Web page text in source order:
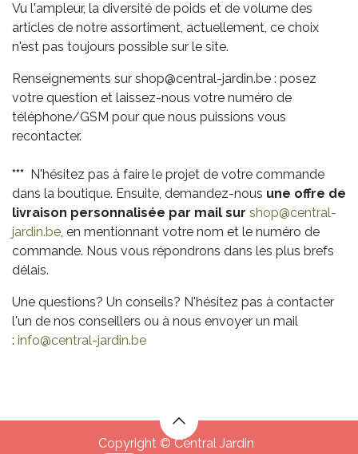
Vu l'ampleur, la diversité de poids et de volume des
articles de notre assortiment, actuellement, ce choix
n'est pas toujours possible sur le site.
Renseignements sur shop@central-jardin.be : posez
votre question et laissez-nous votre numéro de
téléphone/GSM pour que nous puissions vous
recontacter.
*** N'hésitez pas à faire le projet de votre commande
dans la boutique. Ensuite, demandez-nous une offre de
livraison personnalisée par mail sur shop@central-
jardin.be, en mentionnant votre nom et le numéro de
commande. Nous vous répondrons dans les plus brefs
délais.
Une questions? Un conseils? N'hésitez pas à contacter
l'un de nos conseillers ou à nous envoyer un mail
: info@central-jardin.be
Copyright © Central Jardin